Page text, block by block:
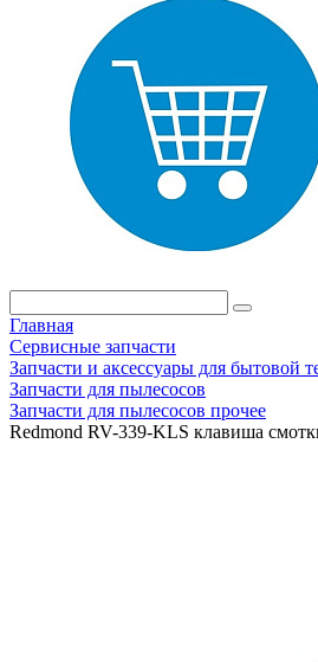
Главная
Сервисные запчасти
Запчасти и аксессуары для бытовой
Запчасти для пылесосов
Запчасти для пылесосов прочее
Redmond RV-339-KLS клавиша